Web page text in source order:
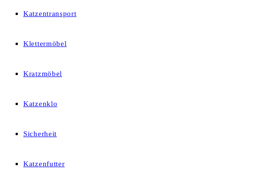
Katzentransport
Klettermöbel
Kratzmöbel
Katzenklo
Sicherheit
Katzenfutter